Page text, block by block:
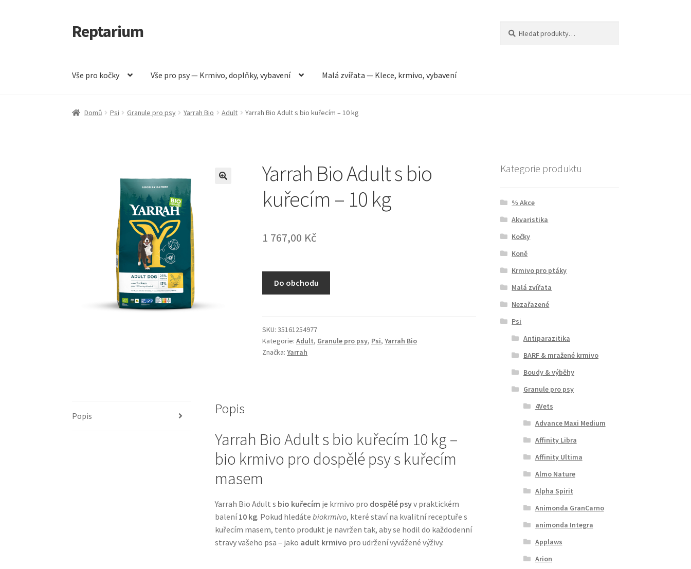
Přeskočit
na
Přejít
k
Reptarium
Vše pro kočky Vše pro psy — Krmivo, doplňky, vybavení Malá zvířata — Klece, krmivo, vybavení
Úvodní stránka Košík Malá zvířata — Klece, krmivo, vybavení Můj účet Obchod Pokladna
Domů Psi Granule pro psy Yarrah Bio Adult Yarrah Bio Adult s bio kuřecím – 10 kg
Yarrah Bio Adult s bio
kuřecím – 10 kg
1 767,00 Kč
Do obchodu
SKU:35161254977
Kategorie:Adult, Granule pro psy, Psi,Yarrah Bio
Značka:Yarrah
Popis Popis
Yarrah Bio Adult s bio kuřecím 10 kg –
bio krmivo pro dospělé psy s kuřecím
masem
Yarrah Bio Adult s bio kuřecím je krmivo pro dospělé psyv praktickém
balení10 kg. Pokud hledáte biokrmivo, které staví na kvalitní receptuře s
kuřecím masem, tento produkt je navržen tak, aby se hodil do každodenní
stravy vašeho psa – jako adult krmivo pro udržení vyvážené výživy.
Kategorie produktu
% Akce
Akvaristika
Kočky
Koně
Krmivo pro ptáky
Malá zvířata
Nezařazené
Psi
Antiparazitika
BARF & mražené krmivo
Boudy & výběhy
Granule pro psy
4Vets
Advance Maxi Medium
Affinity Libra
Affinity Ultima
Almo Nature
Alpha Spirit
Animonda GranCarno
animonda Integra
Applaws
Arion